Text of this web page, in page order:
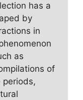
has a
by
in
as
of
periods,